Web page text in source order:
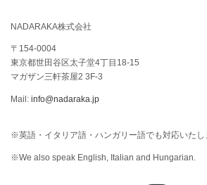
NADARAKA株式会社
〒154-0004
東京都世田谷区太子堂4丁目18-15
マガザン三軒茶屋2 3F-3
Mail: info@nadaraka.jp
※英語・イタリア語・ハンガリー語でも対応いたし
※We also speak English, Italian and Hungarian.